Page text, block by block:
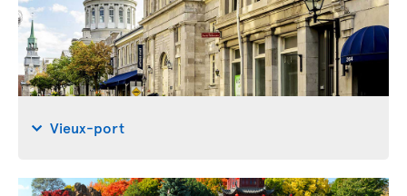
Vieux-port